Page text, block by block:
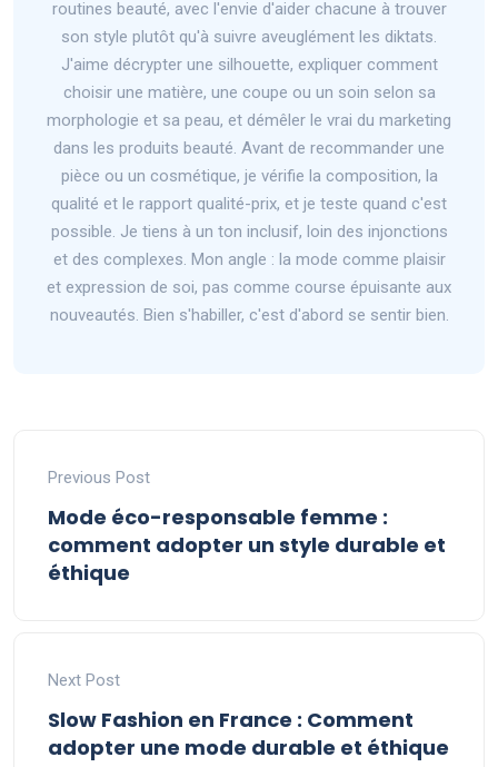
routines beauté, avec l'envie d'aider chacune à trouver
son style plutôt qu'à suivre aveuglément les diktats.
J'aime décrypter une silhouette, expliquer comment
choisir une matière, une coupe ou un soin selon sa
morphologie et sa peau, et démêler le vrai du marketing
dans les produits beauté. Avant de recommander une
pièce ou un cosmétique, je vérifie la composition, la
qualité et le rapport qualité-prix, et je teste quand c'est
possible. Je tiens à un ton inclusif, loin des injonctions
et des complexes. Mon angle : la mode comme plaisir
et expression de soi, pas comme course épuisante aux
nouveautés. Bien s'habiller, c'est d'abord se sentir bien.
Previous Post
Mode éco-responsable femme :
comment adopter un style durable et
éthique
Next Post
Slow Fashion en France : Comment
adopter une mode durable et éthique